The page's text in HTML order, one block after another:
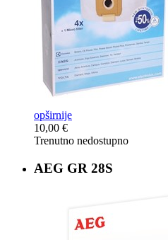
opširnije
10,00 €
Trenutno nedostupno
AEG GR 28S